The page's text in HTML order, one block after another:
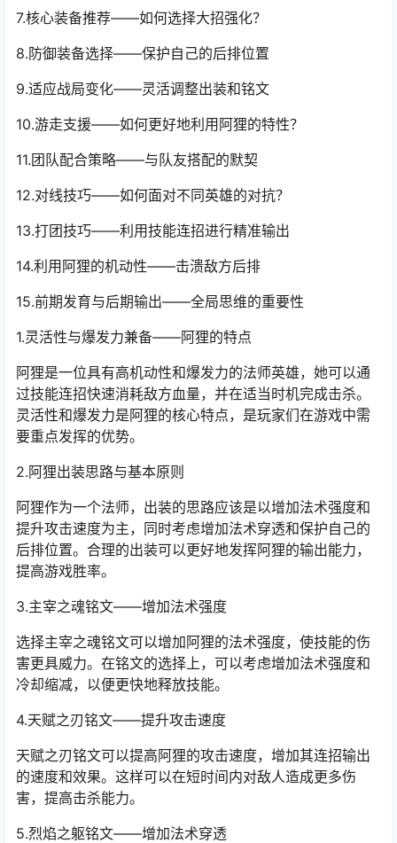
7.核心装备推荐——如何选择大招强化？
8.防御装备选择——保护自己的后排位置
9.适应战局变化——灵活调整出装和铭文
10.游走支援——如何更好地利用阿狸的特性？
11.团队配合策略——与队友搭配的默契
12.对线技巧——如何面对不同英雄的对抗？
13.打团技巧——利用技能连招进行精准输出
14.利用阿狸的机动性——击溃敌方后排
15.前期发育与后期输出——全局思维的重要性
1.灵活性与爆发力兼备——阿狸的特点
阿狸是一位具有高机动性和爆发力的法师英雄，她可以通
过技能连招快速消耗敌方血量，并在适当时机完成击杀。
灵活性和爆发力是阿狸的核心特点，是玩家们在游戏中需
要重点发挥的优势。
2.阿狸出装思路与基本原则
阿狸作为一个法师，出装的思路应该是以增加法术强度和
提升攻击速度为主，同时考虑增加法术穿透和保护自己的
后排位置。合理的出装可以更好地发挥阿狸的输出能力，
提高游戏胜率。
3.主宰之魂铭文——增加法术强度
选择主宰之魂铭文可以增加阿狸的法术强度，使技能的伤
害更具威力。在铭文的选择上，可以考虑增加法术强度和
冷却缩减，以便更快地释放技能。
4.天赋之刃铭文——提升攻击速度
天赋之刃铭文可以提高阿狸的攻击速度，增加其连招输出
的速度和效果。这样可以在短时间内对敌人造成更多伤
害，提高击杀能力。
5.烈焰之躯铭文——增加法术穿透